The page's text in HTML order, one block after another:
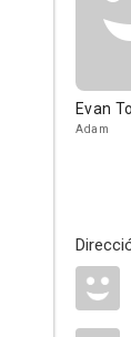
Evan
Adam